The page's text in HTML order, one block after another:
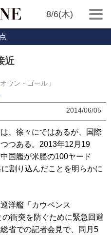
8/6(木)
近
ウン・ゴール」
2014/06/05
、徐々にではあるが、国際
つある。2013年12月19
国艦が米艦の100ヤード
割り込んだことを明らかに
洋艦「カウペンス
の衝突を防ぐために緊急回避
省での記者会見で、同月5